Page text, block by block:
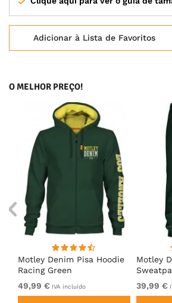
Adicionar à Lista de Favoritos
O MELHOR PREÇO!
Motley Denim Pisa Hoodie
Racing Green
49,99 € IVA incluído
Motley
39,99 €